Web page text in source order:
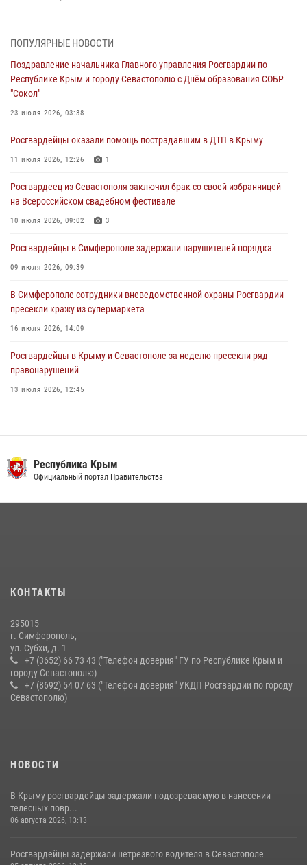
объекте в Севастополе
Росгвардейцы Севастополя пресекли противоправные действия на
охраняемом объекте
29 июля 2026, 12:34
Росгвардейцы Крыма и Севастополя отметили День Крещения Руси
28 июля 2026, 14:18
В Симферополе сотрудники Росгвардии задержали подозреваемого
в краже из гипермаркета
24 июля 2026, 12:21
ПОПУЛЯРНЫЕ НОВОСТИ
Поздравление начальника Главного управления Росгвардии по
Республике Крым и городу Севастополю с Днём образования СОБР
"Сокол"
23 июля 2026, 03:38
Росгвардейцы оказали помощь пострадавшим в ДТП в Крыму
11 июля 2026, 12:26 1
Росгвардеец из Севастополя заключил брак со своей избранницей
на Всероссийском свадебном фестивале
10 июля 2026, 09:02 3
Росгвардейцы в Симферополе задержали нарушителей порядка
09 июля 2026, 09:39
В Симферополе сотрудники вневедомственной охраны Росгвардии
пресекли кражу из супермаркета
16 июля 2026, 14:09
Росгвардейцы в Крыму и Севастополе за неделю пресекли ряд
правонарушений
13 июля 2026, 12:45
21 июля 2026, 13:18
Росгвардия в Крыму и Севастополе задержала ряд
правонарушителей
10 июля 2026, 15:10
Республика Крым
Официальный портал Правительства
КОНТАКТЫ
295015
г. Симферополь,
ул. Субхи, д. 1
+7 (3652) 66 73 43 ("Телефон доверия" ГУ по Республике Крым и
городу Севастополю)
+7 (8692) 54 07 63 ("Телефон доверия" УКДП Росгвардии по городу
Севастополю)
НОВОСТИ
В Крыму росгвардейцы задержали подозреваемую в нанесении
телесных повр...
06 августа 2026, 13:13
Росгвардейцы задержали нетрезвого водителя в Севастополе